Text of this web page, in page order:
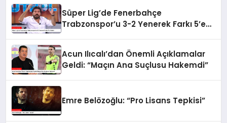
Süper Lig’de Fenerbahçe
Trabzonspor’u 3-2 Yenerek Farkı 5’e
Acun Ilıcalı’dan Önemli Açıklamalar
Geldi: “Maçın Ana Suçlusu Hakemdi”
Emre Belözoğlu: “Pro Lisans Tepkisi”